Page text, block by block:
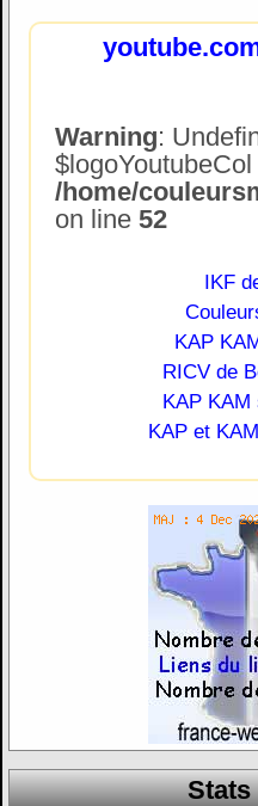
Warning:
$logoYoutubeCol
/home/
on line 52
IKF
KAP
RICV de
KAP KAM
KAP et
Stats